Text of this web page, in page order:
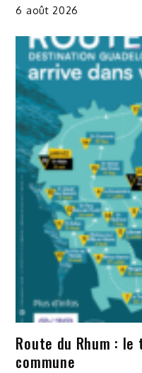
6 août 2026
Route du Rhum :
commune